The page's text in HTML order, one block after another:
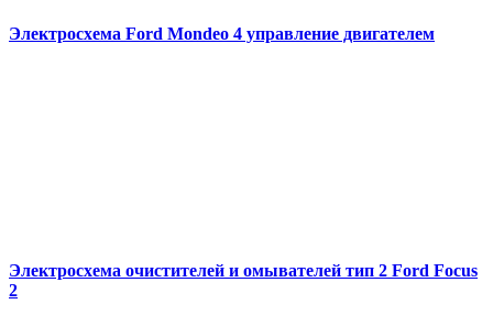
Электросхема Ford Mondeo 4 управление двигателем
Электросхема очистителей и омывателей тип 2 Ford Focus
2